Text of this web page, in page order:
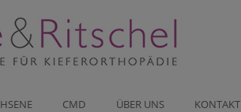
CMD ÜBER UNS KONTAKT